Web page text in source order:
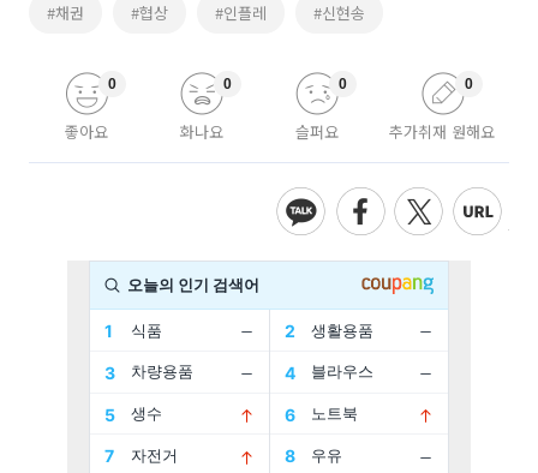
#채권 #협상 #인플레 #신현송
좋아요
0
화나요
0
슬퍼요
0
추가취재 원해요
0